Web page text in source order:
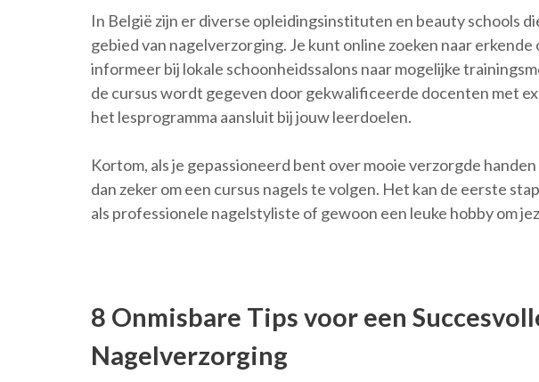
In België zijn er diverse opleidingsinstituten en beauty schools
gebied van nagelverzorging. Je kunt online zoeken naar
informeer bij lokale schoonheidssalons naar mogelijke
de cursus wordt gegeven door gekwalificeerde docenten met
het lesprogramma aansluit bij jouw leerdoelen.
Kortom, als je gepassioneerd bent over mooie verzorgde
dan zeker om een cursus nagels te volgen. Het kan de eerste
als professionele nagelstyliste of gewoon een leuke hobby om
8 Onmisbare Tips voor een
Nagelverzorging